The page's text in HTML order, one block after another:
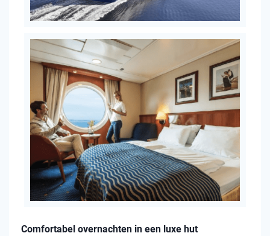
Comfortabel overnachten in een luxe hut